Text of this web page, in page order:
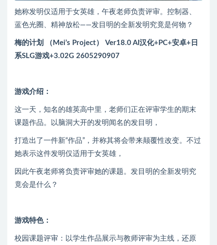
她称发明仅适用于女英雄，午夜老师负责评审。控制器、
蓝色光圈、精神放松——发目明的全新发明究竟是何物？
梅的计划 （Mei’s Project） Ver18.0 AI汉化+PC+安卓+日
系SLG游戏+3.02G 2605290907
游戏介绍：
这一天，知名的雄英高中里，老师们正在评审学生的期末
课题作品。以脑洞大开的发明闻名的发目明，
打造出了一件新“作品”，并称其将会带来颠覆性改变。不过
她表示这件发明仅适用于女英雄，
因此午夜老师将负责评审她的课题。发目明的全新发明究
竟会是什么？
游戏特色：
校园课题评审：以学生作品展示与教师评审为主线，还原